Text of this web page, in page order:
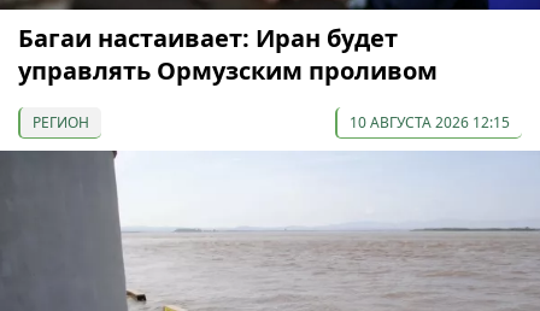
Багаи настаивает: Иран будет
управлять Ормузским проливом
РЕГИОН 10 АВГУСТА 2026 12:15